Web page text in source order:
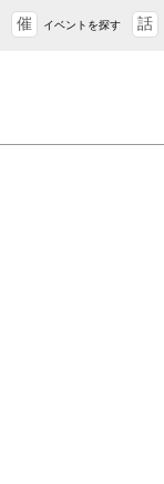
催 イベントを探す 話